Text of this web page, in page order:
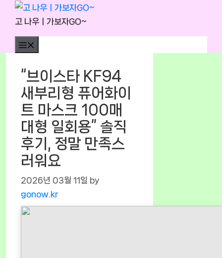
Skip
content
고 나우ㅣ가보자GO~
“브이스타 KF94
새부리형 퓨어화이
트 마스크 100매
대형 일회용” 솔직
후기, 정말 만족스
러워요
2026년 03월 11일 by
gonow.kr